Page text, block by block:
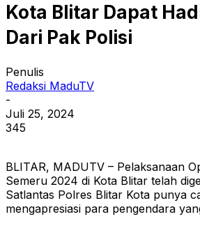
Kota Blitar Dapat
Dari Pak Polisi
Penulis
Redaksi MaduTV
-
Juli 25, 2024
345
BLITAR, MADUTV – Pelaksanaan
Semeru 2024 di Kota Blitar telah
Satlantas Polres Blitar Kota punya
mengapresiasi para pengendara